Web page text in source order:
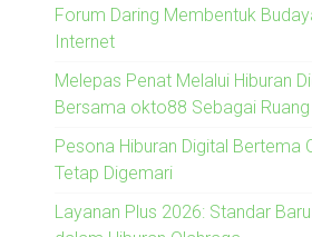
Forum Daring Membentuk
Internet
Melepas Penat Melalui Hiburan
Bersama okto88 Sebagai
Pesona Hiburan Digital Bertema
Tetap Digemari
Layanan Plus 2026: Standar